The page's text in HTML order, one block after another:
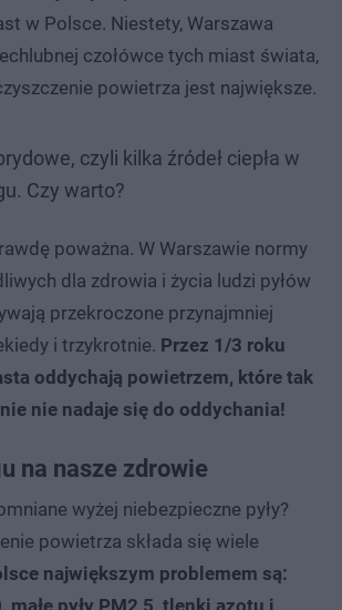
w Polsce. Niestety, Warszawa
czołówce tych miast świata,
powietrza jest największe.
czyli kilka źródeł ciepła w
Czy warto?
poważna. W Warszawie normy
dla zdrowia i życia ludzi pyłów
przekroczone przynajmniej
i trzykrotnie. Przez 1/3 roku
oddychają powietrzem, które tak
nie nadaje się do oddychania!
na nasze zdrowie
wyżej niebezpieczne pyły?
powietrza składa się wiele
największym problemem są:
małe pyły PM2,5, tlenki azotu i